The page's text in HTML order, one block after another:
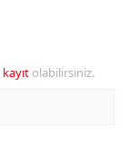
kayıt olabilirsiniz.